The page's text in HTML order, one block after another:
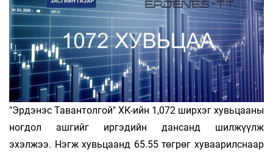
"Эрдэнэс Тавантолгой" ХК-ийн 1,072 ширхэг хувьцааны
ногдол ашгийг иргэдийн дансанд шилжүүлж
эхэлжээ. Нэгж хувьцаанд 65.55 төгрөг хуваарилснаар